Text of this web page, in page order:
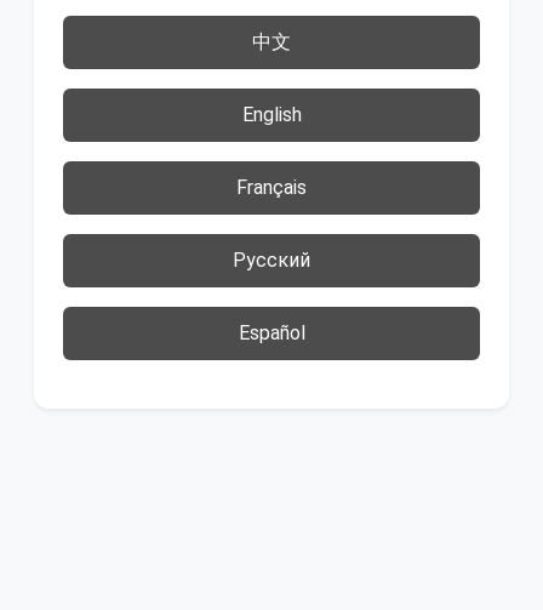
中文
English
Français
Русский
Español